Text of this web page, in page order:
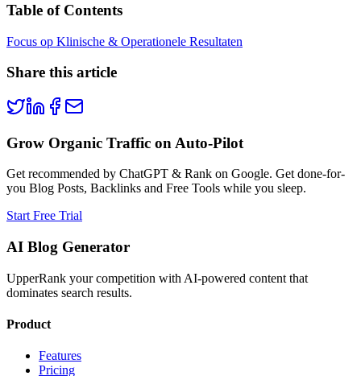
Table of Contents
Focus op Klinische & Operationele Resultaten
Share this article
Grow Organic Traffic on Auto-Pilot
Get recommended by ChatGPT & Rank on Google. Get done-for-
you Blog Posts, Backlinks and Free Tools while you sleep.
Start Free Trial
AI Blog Generator
UpperRank your competition with AI-powered content that
dominates search results.
Product
Features
Pricing